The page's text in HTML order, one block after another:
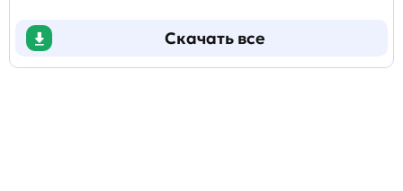
Скачать все